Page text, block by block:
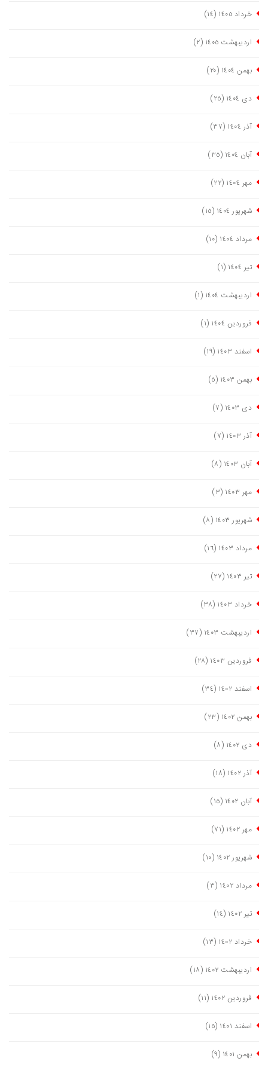
خرداد ١٤٠٥ (١٤)
اردیبهشت ١٤٠٥ (٢)
بهمن ١٤٠٤ (٢٠)
دی ١٤٠٤ (٢٥)
آذر ١٤٠٤ (٣٧)
آبان ١٤٠٤ (٣٥)
مهر ١٤٠٤ (٢٢)
شهریور ١٤٠٤ (١٥)
مرداد ١٤٠٤ (١٠)
تیر ١٤٠٤ (١)
اردیبهشت ١٤٠٤ (١)
فروردین ١٤٠٤ (١)
اسفند ١٤٠٣ (١٩)
بهمن ١٤٠٣ (٥)
دی ١٤٠٣ (٧)
آذر ١٤٠٣ (٧)
آبان ١٤٠٣ (٨)
مهر ١٤٠٣ (٣)
شهریور ١٤٠٣ (٨)
مرداد ١٤٠٣ (١٦)
تیر ١٤٠٣ (٢٧)
خرداد ١٤٠٣ (٣٨)
اردیبهشت ١٤٠٣ (٣٧)
فروردین ١٤٠٣ (٢٨)
اسفند ١٤٠٢ (٣٤)
بهمن ١٤٠٢ (٢٣)
دی ١٤٠٢ (٨)
آذر ١٤٠٢ (١٨)
آبان ١٤٠٢ (١٥)
مهر ١٤٠٢ (٧١)
شهریور ١٤٠٢ (١٠)
مرداد ١٤٠٢ (٣)
تیر ١٤٠٢ (١٤)
خرداد ١٤٠٢ (١٣)
اردیبهشت ١٤٠٢ (١٨)
فروردین ١٤٠٢ (١١)
اسفند ١٤٠١ (١٥)
بهمن ١٤٠١ (٩)